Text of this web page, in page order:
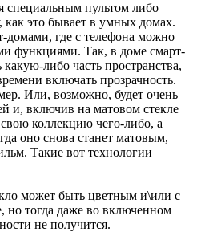
специальным пультом либо
как это бывает в умных домах.
где с телефона можно
функциями. Так, в доме смарт-
либо часть пространства,
включать прозрачность.
Или, возможно, будет очень
и, включив на матовом стекле
коллекцию чего-либо, а
оно снова станет матовым,
Такие вот технологии
может быть цветным и\или с
но тогда даже во включенном
не получится.